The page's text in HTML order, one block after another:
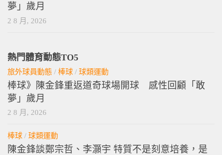
夢」歲月
2 8 月, 2026
熱門體育動態TO5
旅外球員動態 / 棒球 / 球類運動
棒球》陳金鋒重返道奇球場開球 感性回顧「敢
夢」歲月
2 8 月, 2026
棒球 / 球類運動
陳金鋒談鄭宗哲、李灝宇 特質不是刻意培養，是